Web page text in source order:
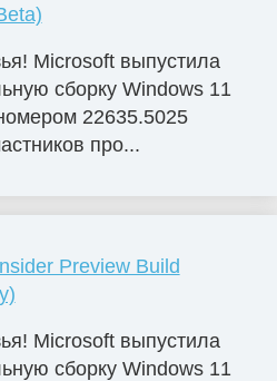
Microsoft выпустила
сборку Windows 11
22635.5025
про...
Preview Build
Microsoft выпустила
сборку Windows 11